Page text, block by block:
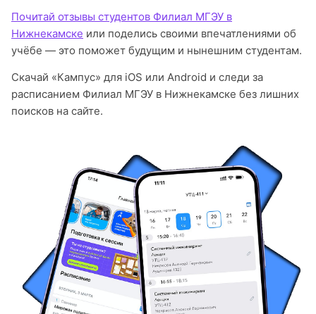
Почитай отзывы студентов Филиал МГЭУ в
Нижнекамске или поделись своими впечатлениями об
учёбе — это поможет будущим и нынешним студентам.
Скачай «Кампус» для iOS или Android и следи за
расписанием Филиал МГЭУ в Нижнекамске без лишних
поисков на сайте.